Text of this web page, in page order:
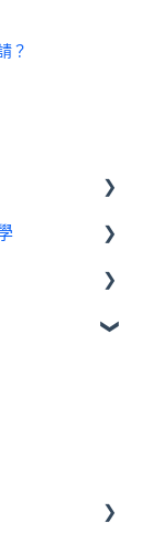
？
影片都在